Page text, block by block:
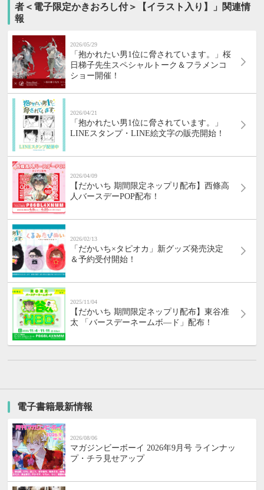
者＜電子限定かきおろし付＞【イラスト入り】」関連情
報
2026/05/29
「抱かれたい男1位に脅されています。」桜
日梯子先生スペシャルトーク＆フラメンコ
ショー開催！
2026/04/21
「抱かれたい男1位に脅されています。」
LINEスタンプ・LINE絵文字の販売開始！
2026/04/09
【だかいち 期間限定ネップリ配布】西條高
人バースデーPOP配布！
2026/02/13
「だかいち×タピオカ」新グッズ発売決定
＆予約受付開始！
2025/11/04
【だかいち 期間限定ネップリ配布】東谷准
太 「バースデーネームボ―ド」配布！
電子書籍最新情報
2026/08/06
マガジンビーボーイ 2026年9月号 ラインナッ
プ・チラ見せアップ